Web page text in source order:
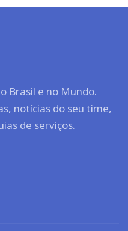
Brasil e no Mundo.
notícias do seu time,
de serviços.